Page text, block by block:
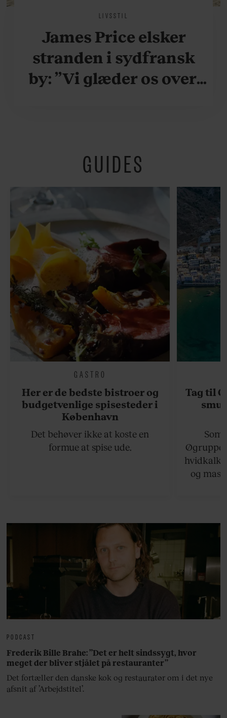
LIVSSTIL
James Price elsker
stranden i sydfransk
by: ”Vi glæder os over,
fredeligt”
GUIDES
GASTRO
Her er de bedste bistroer og
budgetvenlige spisesteder i
København
Det behøver ikke at koste en
formue at spise ude.
Tag til
og
PODCAST
Frederik Bille Brahe: ”Det er helt sindssygt, hvor
meget der bliver stjålet på restauranter”
Det fortæller den danske kok og restauratør om i det nye
afsnit af ’Arbejdstitel’.